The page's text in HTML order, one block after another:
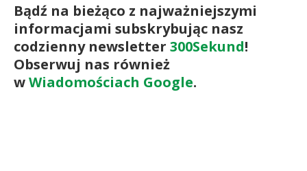
Bądź na bieżąco z najważniejszymi
informacjami subskrybując nasz
codzienny newsletter 300Sekund!
Obserwuj nas również
wWiadomościach Google.